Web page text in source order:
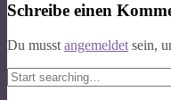
Schreibe einen
Du musst angemeldet sein,
Search
for: